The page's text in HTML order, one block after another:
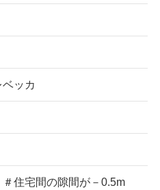
ッカ
宅間の隙間が－0.5m